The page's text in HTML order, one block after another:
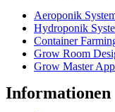
Aeroponik
Hydroponik
Container
Grow Room
Grow Master App
Informationen